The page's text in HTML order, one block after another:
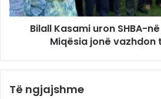
Bilall Kasami uron SHBA-
Miqësia jonë
Të ngjajshme